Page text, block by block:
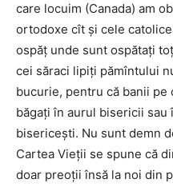
care locuim (Canada) am
ortodoxe cît şi cele
ospăţ unde sunt ospătaţi
cei săraci lipiţi pămîntului
bucurie, pentru că banii pe
băgaţi în aurul bisericii
bisericeşti. Nu sunt demn
Cartea Vieţii se spune că
doar preoţii însă la noi din